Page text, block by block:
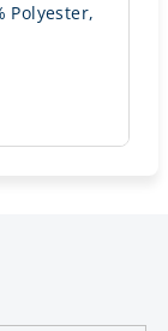
Polyester,